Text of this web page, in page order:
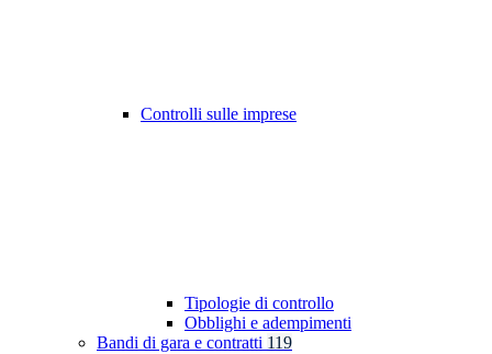
Controlli sulle imprese
Tipologie di controllo
Obblighi e adempimenti
Bandi di gara e contratti 119